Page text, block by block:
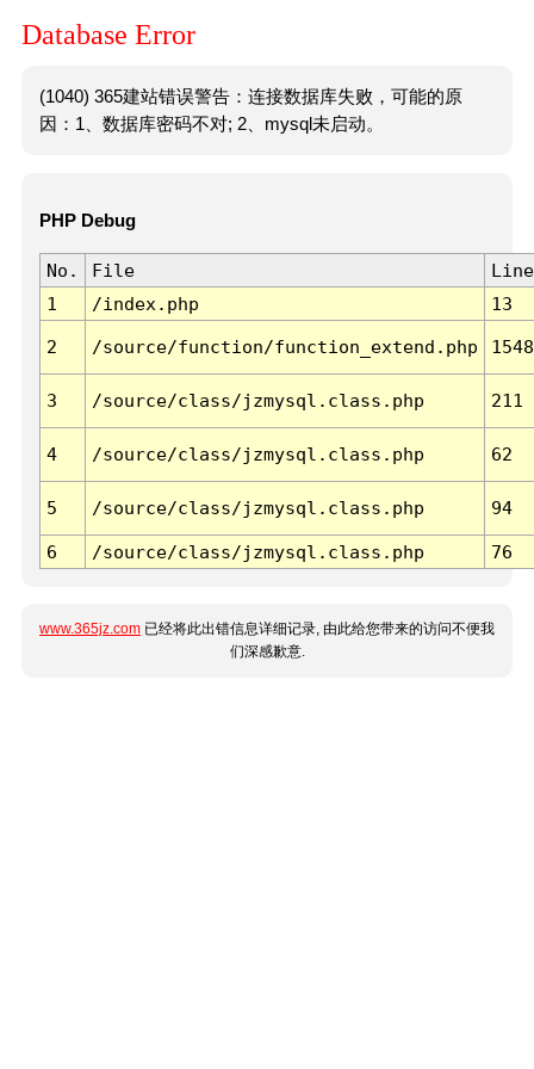
Database Error
(1040) 365建站错误警告：连接数据库失败，可能的原
因：1、数据库密码不对; 2、mysql未启动。
PHP Debug
No. File
Line
1
/index.php 13
2 /source/function/function_extend.php 1548
3 /source/class/jzmysql.class.php 211
4 /source/class/jzmysql.class.php 62
5 /source/class/jzmysql.class.php 94
6 /source/class/jzmysql.class.php 76
www.365jz.com 已经将此出错信息详细记录, 由此给您带来的访问不便我
们深感歉意.